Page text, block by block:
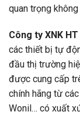
quan trọng không
Công ty XNK
các thiết bị tự
đầu thị trường
được cung cấp
chính hãng từ
Wonil… có xuất